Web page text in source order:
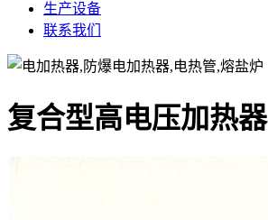
生产设备
联系我们
复合型高电压加热器